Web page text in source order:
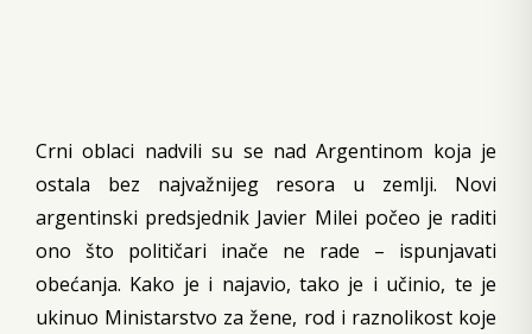
Crni oblaci nadvili su se nad Argentinom koja je
ostala bez najvažnijeg resora u zemlji. Novi
argentinski predsjednik Javier Milei počeo je raditi
ono što političari inače ne rade – ispunjavati
obećanja. Kako je i najavio, tako je i učinio, te je
ukinuo Ministarstvo za žene, rod i raznolikost koje